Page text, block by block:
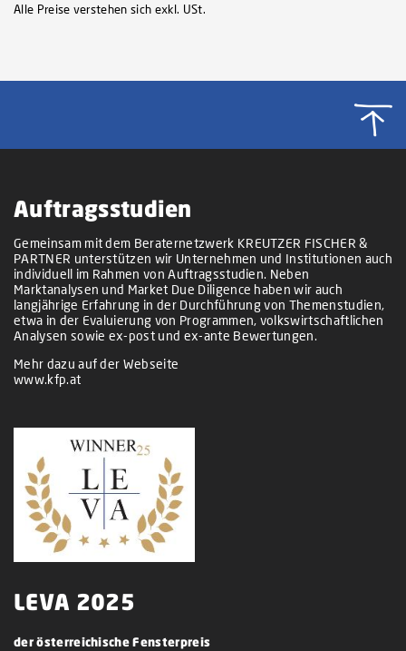
Alle Preise verstehen sich exkl. USt.
Auftragsstudien
Gemeinsam mit dem Beraternetzwerk KREUTZER FISCHER &
PARTNER unterstützen wir Unternehmen und Institutionen auch
individuell im Rahmen von Auftragsstudien. Neben
Marktanalysen und Market Due Diligence haben wir auch
langjährige Erfahrung in der Durchführung von Themenstudien,
etwa in der Evaluierung von Programmen, volkswirtschaftlichen
Analysen sowie ex-post und ex-ante Bewertungen.
Mehr dazu auf der Webseite
www.kfp.at
LEVA 2025
der österreichische Fensterpreis